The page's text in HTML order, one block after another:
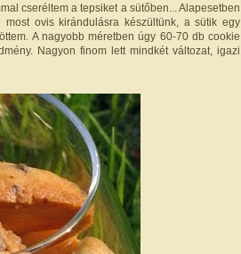
cseréltem a tepsiket a sütőben... Alapesetben
ovis kirándulásra készültünk, a sütik egy
A nagyobb méretben úgy 60-70 db cookie
Nagyon finom lett mindkét változat, igazi